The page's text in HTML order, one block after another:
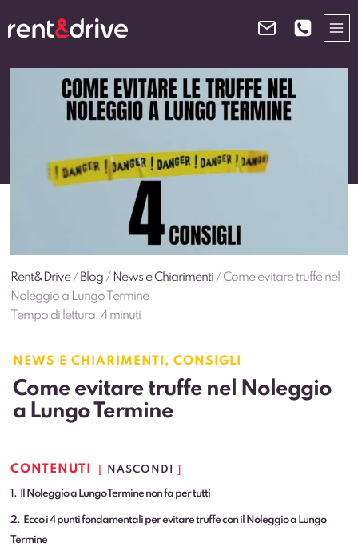
al
Rent&Drive/ Blog / News e Chiarimenti / Come evitare truffe nel
Noleggio a Lungo Termine
Tempo di lettura: 4 minuti
NEWS E CHIARIMENTI , CONSIGLI
Come evitare truffe nel Noleggio
a Lungo Termine
CONTENUTI NASCONDI
1 Il Noleggio a Lungo Termine non fa per tutti
2
Ecco i 4 punti fondamentali per evitare truffe con il Noleggio a Lungo
Termine